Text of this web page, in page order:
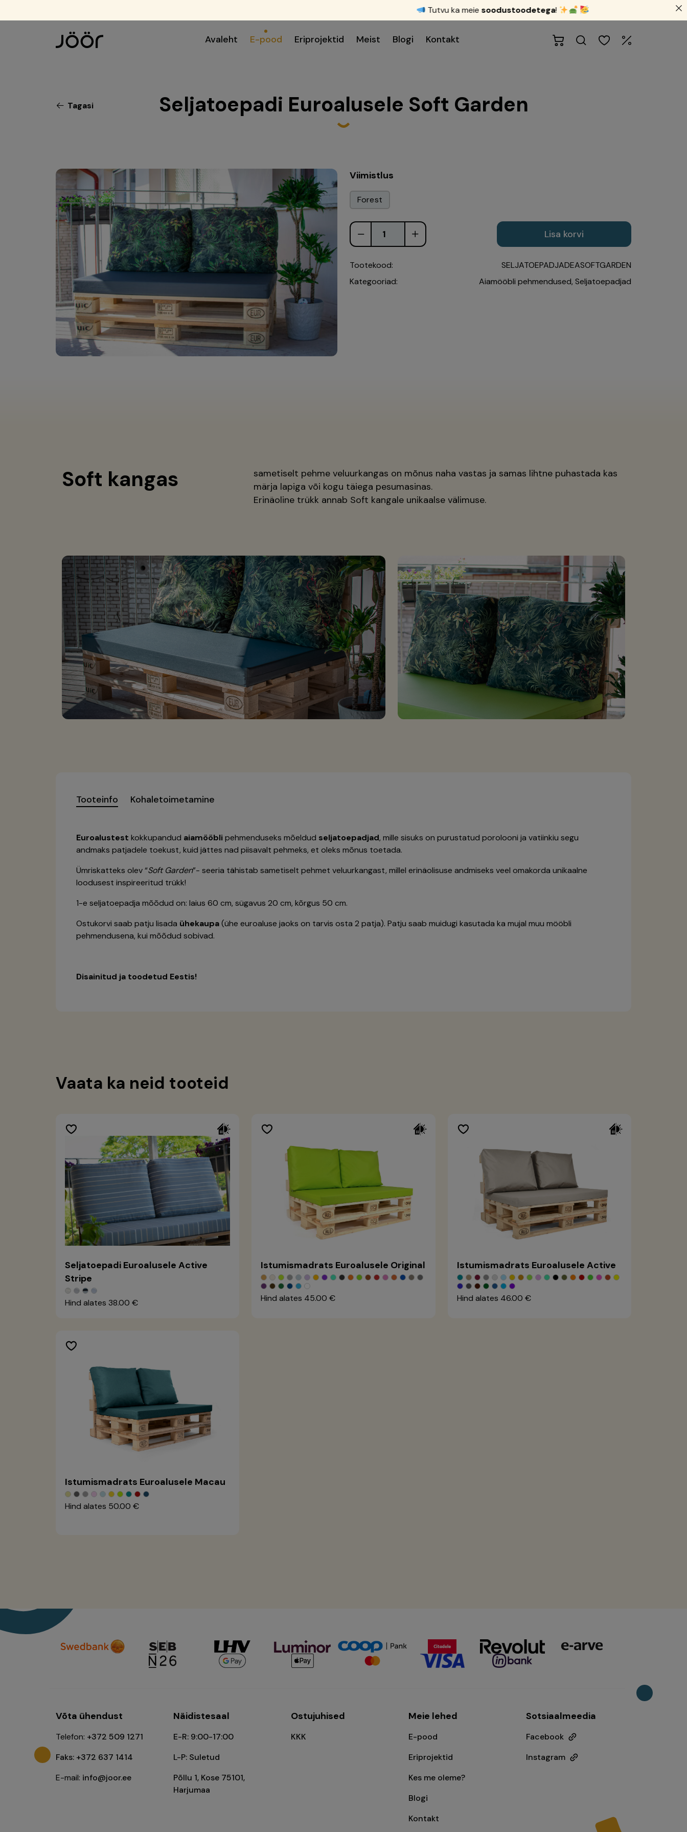
Avaleht E-pood Eriprojektid Meist Blogi Kontakt
Tagasi Seljatoepadi Euroalusele Soft Garden
Viimistlus
Forest
Lisa korvi
Tootekood:
SELJATOEPADJADEASOFTGARDEN
Kategooriad:
Aiamööbli pehmendused, Seljatoepadjad
Soft kangas
sametiselt pehme veluurkangas on mõnus naha vastas ja samas lihtne puhastada kas
märja lapiga või kogu täiega pesumasinas.
Erinäoline trükk annab Soft kangale unikaalse välimuse.
Tooteinfo Kohaletoimetamine
Euroalustest kokkupandud aiamööblipehmenduseks mõeldud seljatoepadjad, mille sisuks on purustatud porolooni ja vatiinkiu segu
andmaks patjadele toekust, kuid jättes nad piisavalt pehmeks, et oleks mõnus toetada.
Ümriskatteks olev “Soft Garden”- seeria tähistab sametiselt pehmet veluurkangast, millel erinäolisuse andmiseks veel omakorda unikaalne
loodusest inspireeritud trükk!
1-e seljatoepadja mõõdud on: laius 60 cm, sügavus 20 cm, kõrgus 50 cm.
Ostukorvi saab patju lisada ühekaupa(ühe euroaluse jaoks on tarvis osta 2 patja). Patju saab muidugi kasutada ka mujal muu mööbli
pehmendusena, kui mõõdud sobivad.
Disainitud ja toodetud Eestis!
Vaata ka neid tooteid
Seljatoepadi Euroalusele Active
Stripe
Hind alates 38.00 €
Istumismadrats Euroalusele Original
Hind alates 45.00 €
Istumismadrats Euroalusele Active
Hind alates 46.00 €
Istumismadrats Euroalusele Macau
Hind alates 50.00 €
Võta ühendust
Telefon: +372 509 1271
Faks: +372 637 1414
E-mail: info@joor.ee
Näidistesaal
E-R: 9:00-17:00
L-P: Suletud
Põllu 1, Kose 75101,
Harjumaa
Ostujuhised
KKK
Meie lehed
E-pood
Eriprojektid
Kes me oleme?
Blogi
Kontakt
Sotsiaalmeedia
Facebook
Instagram
Tutvu ka meiesoodustoodetega!